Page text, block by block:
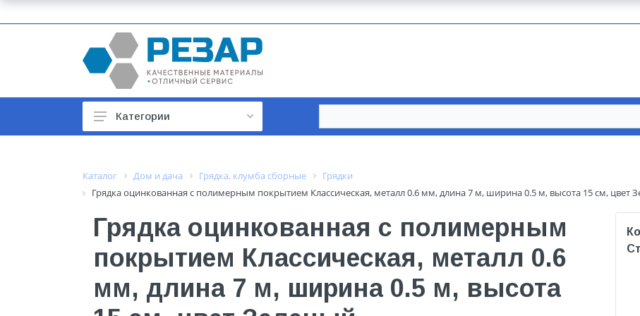
Автотовары
Арматура строительная
Баки, гидроаккумуляторы
Бытовая техника
Бытовая химия
Категории
Каталог Дом и дача Грядка, клумба сборные
Грядки
Грядка оцинкованная с полимерным покрытием Классическая, металл 0.6 мм, длина 7 м, ширина 0.5 м, высота 15 см, цвет
Грядка оцинкованная с полимерным
покрытием Классическая, металл 0.6
мм, длина 7 м, ширина 0.5 м, высота